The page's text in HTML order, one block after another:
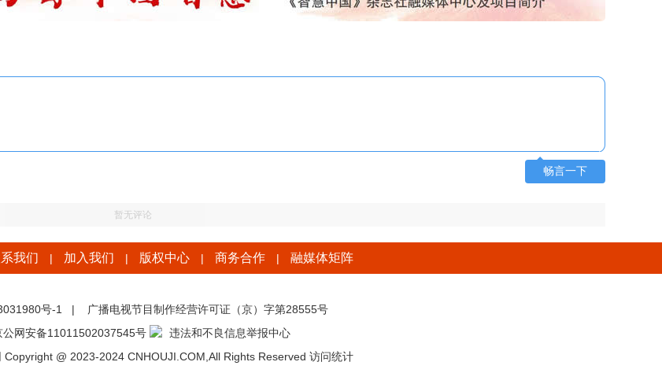
畅言一下
暂无评论
我们 | 加入我们 | 版权中心 | 商务合作 | 融媒体矩阵
号-1 |
广播电视节目制作经营许可证（京）字第28555号
公网安备11011502037545号
违法和不良信息举报中心
Copyright @ 2023-2024 CNHOUJI.COM,All Rights Reserved 访问统计